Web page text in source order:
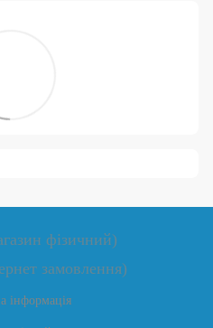
фізичний)
замовлення)
інформація